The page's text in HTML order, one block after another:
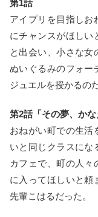
第1話
アイプリを目指しお
にチャンスがほしい
と出会い、小さな女
ぬいぐるみのフォー
ジュエルを授かるの
第2話「その夢、かな
おねがい町での生活
いと同じクラスにな
カフェで、町の人々
に入ってほしいと頼
先輩こはるだった。